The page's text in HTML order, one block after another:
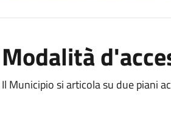
Modalità
Il Municipio si articola su due piani